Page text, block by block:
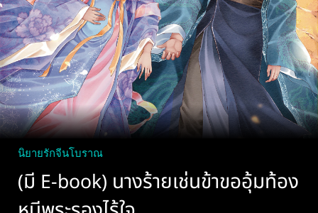
นิยายรักจีนโบราณ
(มี E-book) นางร้ายเช่นข้าขออุ้มท้อง